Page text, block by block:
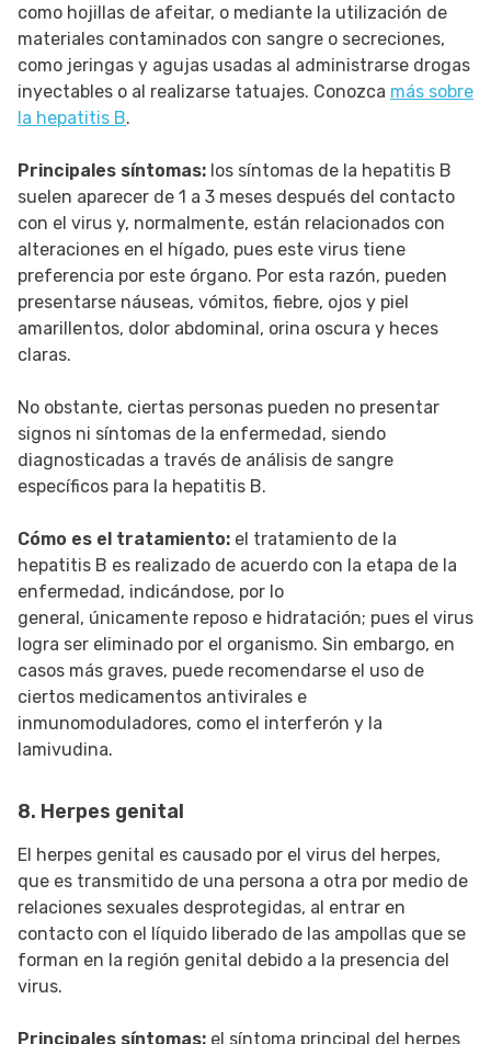
como hojillas de afeitar, o mediante la utilización de
materiales contaminados con sangre o secreciones,
como jeringas y agujas usadas al administrarse drogas
inyectables o al realizarse tatuajes. Conozca más sobre
la hepatitis B.
Principales síntomas: los síntomas de la hepatitis B
suelen aparecer de 1 a 3 meses después del contacto
con el virus y, normalmente, están relacionados con
alteraciones en el hígado, pues este virus tiene
preferencia por este órgano. Por esta razón, pueden
presentarse náuseas, vómitos, fiebre, ojos y piel
amarillentos, dolor abdominal, orina oscura y heces
claras.
No obstante, ciertas personas pueden no presentar
signos ni síntomas de la enfermedad, siendo
diagnosticadas a través de análisis de sangre
específicos para la hepatitis B.
Cómo es el tratamiento: el tratamiento de la
hepatitis B es realizado de acuerdo con la etapa de la
enfermedad, indicándose, por lo
general, únicamente reposo e hidratación; pues el virus
logra ser eliminado por el organismo. Sin embargo, en
casos más graves, puede recomendarse el uso de
ciertos medicamentos antivirales e
inmunomoduladores, como el interferón y la
lamivudina.
8. Herpes genital
El herpes genital es causado por el virus del herpes,
que es transmitido de una persona a otra por medio de
relaciones sexuales desprotegidas, al entrar en
contacto con el líquido liberado de las ampollas que se
forman en la región genital debido a la presencia del
virus.
Principales síntomas: el síntoma principal del herpes